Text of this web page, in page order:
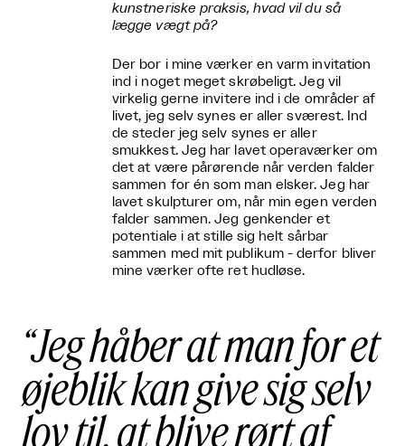
kunstneriske praksis, hvad vil du så
lægge vægt på?
Der bor i mine værker en varm invitation
ind i noget meget skrøbeligt. Jeg vil
virkelig gerne invitere ind i de områder af
livet, jeg selv synes er aller sværest. Ind
de steder jeg selv synes er aller
smukkest. Jeg har lavet operaværker om
det at være pårørende når verden falder
sammen for én som man elsker. Jeg har
lavet skulpturer om, når min egen verden
falder sammen. Jeg genkender et
potentiale i at stille sig helt sårbar
sammen med mit publikum - derfor bliver
mine værker ofte ret hudløse.
Jeg håber at man for et
øjeblik kan give sig selv
lov til, at blive rørt af